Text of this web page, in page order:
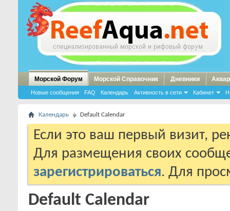
Морской Форум
Новые сообщения FAQ Календарь Активность в сети Кабинет
Морской Справочник Дневники
Календарь Default Calendar
Если это ваш первый визит,
Для размещения своих
зарегистрироваться. Для
Default Calendar